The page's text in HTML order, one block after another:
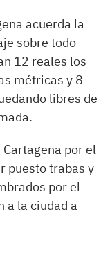
acuerda la
sobre todo
12 reales los
métricas y 8
libres de
por el
puesto trabas y
por el
a la ciudad a